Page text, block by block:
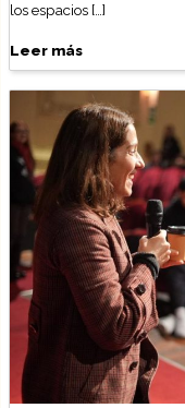
los espacios […]
Leer más